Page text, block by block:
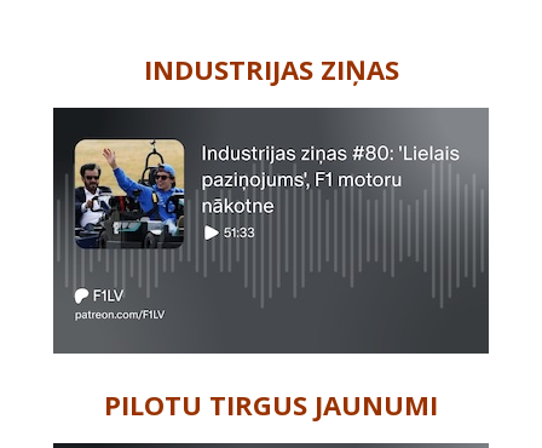
INDUSTRIJAS ZIŅAS
PILOTU TIRGUS JAUNUMI